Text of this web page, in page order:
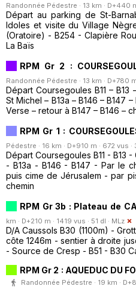
Randonnée Pédestre · 13 km · D+440
Départ au parking de St-
Idoles et visite du Village
(Oratoire) - B254 - Clapière
La Baïs
RPM Gr 2 :
Randonnée Pédestre · 13 km · D+780
Départ Coursegoules B11 –
St Michel – B13a – B146 – B147
Verse – retour à B147 – B146 –
RPM Gr 1 :
Pédestre · 16 km · D+910 m · 672 vus ·
Départ Coursegoules B11 - B13
- B13a - B146 - B147 - Par le
puis cime de Jérusalem - par
chemin
RPM Gr 3b : Plateau de
km · D+210 m · 1419 vus · 51 dl · MLz
D/A Caussols B30 (1100m) -
côte 1246m - sentier à droite
- Source de Cresp - B51 - B30
RPM Gr 2 : AQUEDUC DU
Randonnée Pédestre · 19 km ·